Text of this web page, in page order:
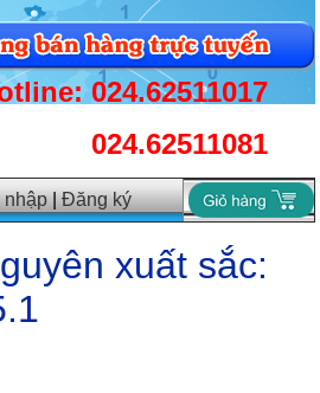
024.62511017
024.62511081
|Đăng ký
xuất sắc: